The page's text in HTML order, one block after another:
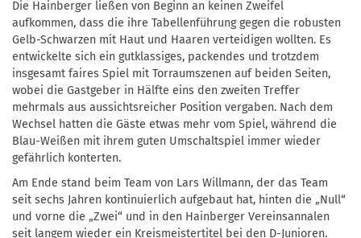
Die Hainberger ließen von Beginn an keinen Zweifel
aufkommen, dass die ihre Tabellenführung gegen die robusten
Gelb-Schwarzen mit Haut und Haaren verteidigen wollten. Es
entwickelte sich ein gutklassiges, packendes und trotzdem
insgesamt faires Spiel mit Torraumszenen auf beiden Seiten,
wobei die Gastgeber in Hälfte eins den zweiten Treffer
mehrmals aus aussichtsreicher Position vergaben. Nach dem
Wechsel hatten die Gäste etwas mehr vom Spiel, während die
Blau-Weißen mit ihrem guten Umschaltspiel immer wieder
gefährlich konterten.
Am Ende stand beim Team von Lars Willmann, der das Team
seit sechs Jahren kontinuierlich aufgebaut hat, hinten die „Null“
und vorne die „Zwei“ und in den Hainberger Vereinsannalen
seit langem wieder ein Kreismeistertitel bei den D-Junioren.